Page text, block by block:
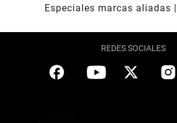
Especiales marcas aliadas
REDES SOCIALES